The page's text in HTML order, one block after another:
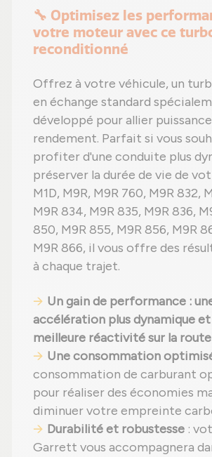
🔧 Optimisez les
votre moteur avec ce
reconditionné
Offrez à votre véhicule, un
en échange standard
développé pour allier
rendement. Parfait si vous
profiter d'une conduite plus
préserver la durée de vie de
M1D, M9R, M9R 760, M9R 832,
M9R 834, M9R 835, M9R 836,
850, M9R 855, M9R 856, M9R
M9R 866, il vous offre des
à chaque trajet.
Un gain de performance :
accélération plus dynamique et
meilleure réactivité sur la
Une consommation
consommation de carburant
pour réaliser des économies
diminuer votre empreinte
Durabilité et robustesse :
Garrett vous accompagnera